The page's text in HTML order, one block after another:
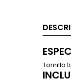
Tornillo